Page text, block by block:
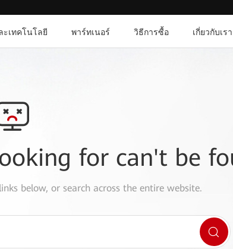
เทคโนโลยี พาร์ทเนอร์ วิธีการซื้อ เกี่ยวกับเรา
for can't be
below, or search across the entire website.